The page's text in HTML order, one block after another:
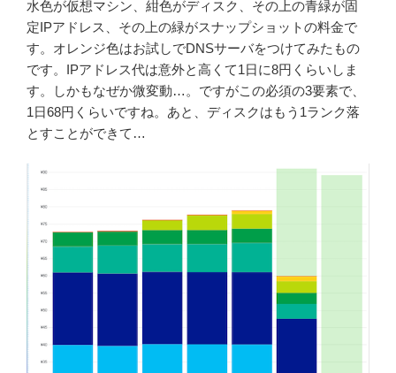
水色が仮想マシン、紺色がディスク、その上の青緑が固
定IPアドレス、その上の緑がスナップショットの料金で
す。オレンジ色はお試しでDNSサーバをつけてみたもの
です。IPアドレス代は意外と高くて1日に8円くらいしま
す。しかもなぜか微変動…。ですがこの必須の3要素で、
1日68円くらいですね。あと、ディスクはもう1ランク落
とすことができて…